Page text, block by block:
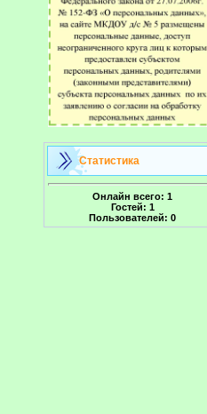
Статистика
Онлайн всего: 1
Гостей: 1
Пользователей: 0